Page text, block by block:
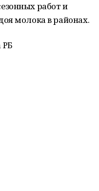
работ и
молока в районах.
РБ